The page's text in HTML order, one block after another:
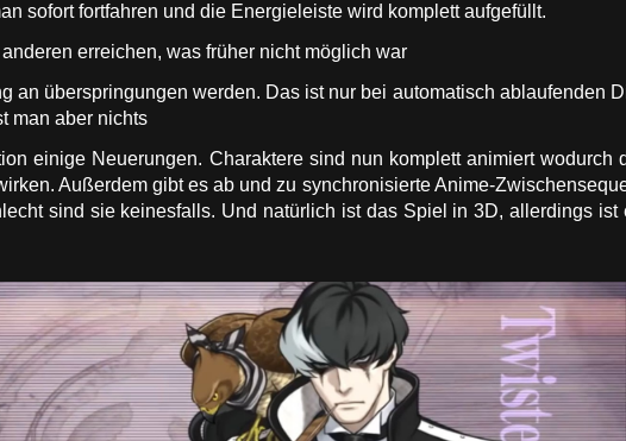
sofort fortfahren und die Energieleiste wird komplett aufgefüllt.
erreichen, was früher nicht möglich war
an überspringungen werden. Das ist nur bei automatisch ablaufenden
man aber nichts
einige Neuerungen. Charaktere sind nun komplett animiert wodurch
Außerdem gibt es ab und zu synchronisierte Anime-
sind sie keinesfalls. Und natürlich ist das Spiel in 3D, allerdings ist